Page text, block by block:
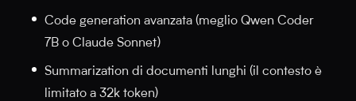
Code generation avanzata (meglio Qwen Coder
7B o Claude Sonnet)
Summarization di documenti lunghi (il contesto è
limitato a 32k token)